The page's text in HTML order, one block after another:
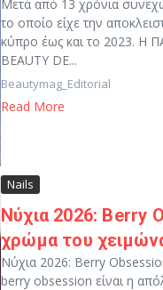
Μετά από 13 χρόνια
το οποίο είχε την
κύπρο έως και το 2023. Η
BEAUTY DE...
Beautymag_Editorial
Read More
Nails
Νύχια 2026: Berry
χρώμα του
Νύχια 2026: Berry
berry obsession είναι η